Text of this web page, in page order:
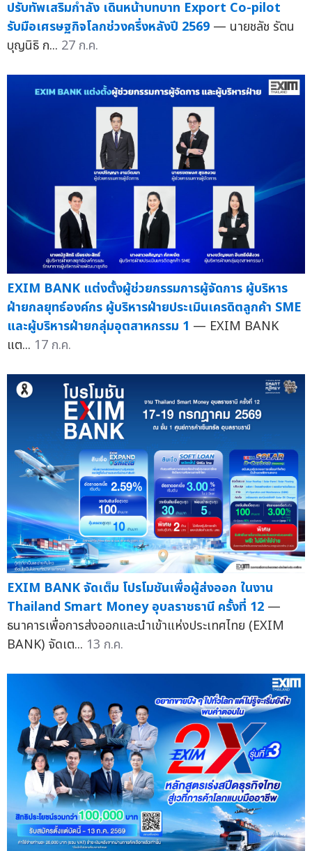
ปรับทัพเสริมกำลัง เดินหน้าบทบาท Export Co-pilot
รับมือเศรษฐกิจโลกช่วงครึ่งหลังปี 2569 — นายชลัช รัตน
บุญนิธิ ก... 27 ก.ค.
EXIM BANK แต่งตั้งผู้ช่วยกรรมการผู้จัดการ ผู้บริหาร
ฝ่ายกลยุทธ์องค์กร ผู้บริหารฝ่ายประเมินเครดิตลูกค้า SME
และผู้บริหารฝ่ายกลุ่มอุตสาหกรรม 1 — EXIM BANK
แต... 17 ก.ค.
EXIM BANK จัดเต็ม โปรโมชันเพื่อผู้ส่งออก ในงาน
Thailand Smart Money อุบลราชธานี ครั้งที่ 12 —
ธนาคารเพื่อการส่งออกและนำเข้าแห่งประเทศไทย (EXIM
BANK) จัดเต... 13 ก.ค.